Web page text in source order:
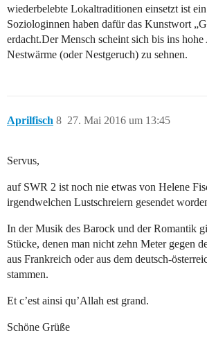
wiederbelebte Lokaltraditionen einsetzt ist
Soziologinnen haben dafür das Kunstwort
erdacht.Der Mensch scheint sich bis ins hohe
Nestwärme (oder Nestgeruch) zu sehnen.
Aprilfisch 27. Mai 2016 um 13:45
8
Servus,
auf SWR 2 ist noch nie etwas von Helene
irgendwelchen Lustschreiern gesendet
In der Musik des Barock und der Romantik
Stücke, denen man nicht zehn Meter gegen
aus Frankreich oder aus dem deutsch-
stammen.
Et c’est ainsi qu’Allah est grand.
Schöne Grüße